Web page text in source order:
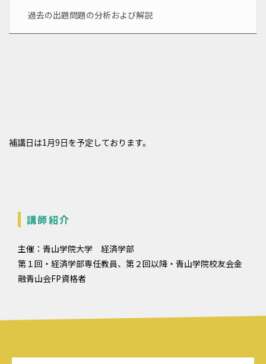
過去の出題問題の分析および解説
補講日は1月9日を予定しております。
講師紹介
主催：青山学院大学 経済学部
第１回・経済学部専任教員、第２回以降・青山学院校友会金
融青山会FP資格者